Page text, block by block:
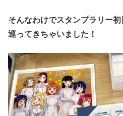
そんなわけでスタンプラリー
巡ってきちゃいました！